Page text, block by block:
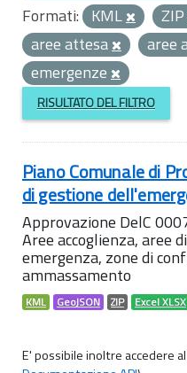
Formati: KML ZIP
aree attesa
aree
emergenze
RISULTATO DEL FILTRO
Piano Comunale di
di gestione
Approvazione DelC
Aree accoglienza, aree
emergenza, zone di
ammassamento
KML GeoJSON ZIP Excel XLSX
E' possibile inoltre accedere